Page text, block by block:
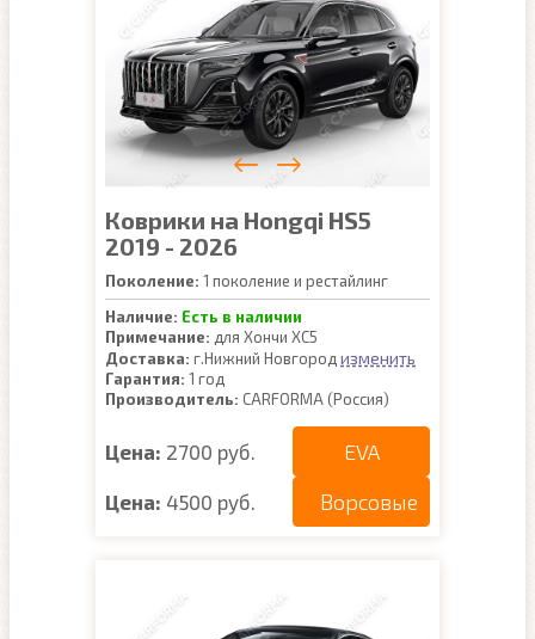
Коврики на Hongqi HS5
2019 - 2026
Поколение: 1 поколение и рестайлинг
Наличие: Есть в наличии
Примечание: для Хончи ХС5
Доставка: г.Нижний Новгород изменить
Гарантия: 1 год
Производитель: CARFORMA (Россия)
Цена: 2700 руб. EVA
Цена: 4500 руб. Ворсовые